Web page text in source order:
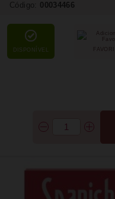
Código: 00034466
DISPONÍVEL